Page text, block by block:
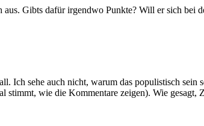
aus. Gibts dafür irgendwo Punkte? Will er sich
Ich sehe auch nicht, warum das populistisch
wie die Kommentare zeigen). Wie